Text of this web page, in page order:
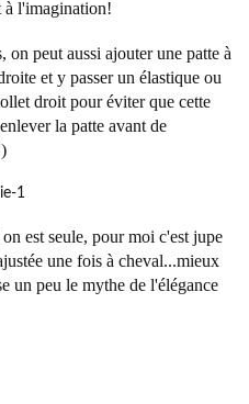
à l'imagination!
peut aussi ajouter une patte à
et y passer un élastique ou
droit pour éviter que cette
la patte avant de
est seule, pour moi c'est jupe
une fois à cheval...mieux
un peu le mythe de l'élégance